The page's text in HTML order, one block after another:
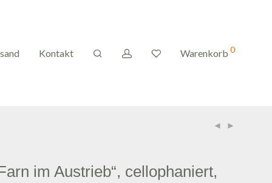
Kontakt Warenkorb 0
im Austrieb“, cellophaniert,